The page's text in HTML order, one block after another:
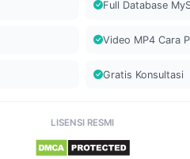
Full Database
Video MP4 Cara
Gratis Konsultasi
LISENSI RESMI